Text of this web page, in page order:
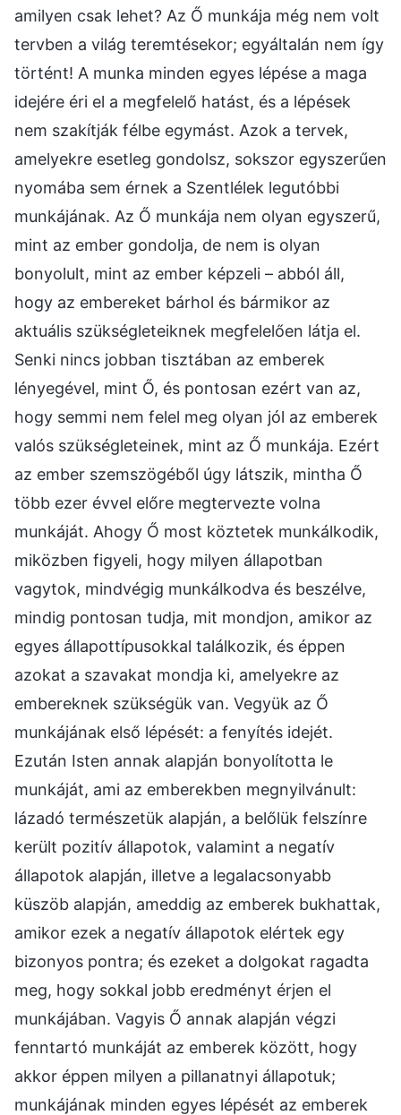
amilyen csak lehet? Az Ő munkája még nem volt
tervben a világ teremtésekor; egyáltalán nem így
történt! A munka minden egyes lépése a maga
idejére éri el a megfelelő hatást, és a lépések
nem szakítják félbe egymást. Azok a tervek,
amelyekre esetleg gondolsz, sokszor egyszerűen
nyomába sem érnek a Szentlélek legutóbbi
munkájának. Az Ő munkája nem olyan egyszerű,
mint az ember gondolja, de nem is olyan
bonyolult, mint az ember képzeli – abból áll,
hogy az embereket bárhol és bármikor az
aktuális szükségleteiknek megfelelően látja el.
Senki nincs jobban tisztában az emberek
lényegével, mint Ő, és pontosan ezért van az,
hogy semmi nem felel meg olyan jól az emberek
valós szükségleteinek, mint az Ő munkája. Ezért
az ember szemszögéből úgy látszik, mintha Ő
több ezer évvel előre megtervezte volna
munkáját. Ahogy Ő most köztetek munkálkodik,
miközben figyeli, hogy milyen állapotban
vagytok, mindvégig munkálkodva és beszélve,
mindig pontosan tudja, mit mondjon, amikor az
egyes állapottípusokkal találkozik, és éppen
azokat a szavakat mondja ki, amelyekre az
embereknek szükségük van. Vegyük az Ő
munkájának első lépését: a fenyítés idejét.
Ezután Isten annak alapján bonyolította le
munkáját, ami az emberekben megnyilvánult:
lázadó természetük alapján, a belőlük felszínre
került pozitív állapotok, valamint a negatív
állapotok alapján, illetve a legalacsonyabb
küszöb alapján, ameddig az emberek bukhattak,
amikor ezek a negatív állapotok elértek egy
bizonyos pontra; és ezeket a dolgokat ragadta
meg, hogy sokkal jobb eredményt érjen el
munkájában. Vagyis Ő annak alapján végzi
fenntartó munkáját az emberek között, hogy
akkor éppen milyen a pillanatnyi állapotuk;
munkájának minden egyes lépését az emberek